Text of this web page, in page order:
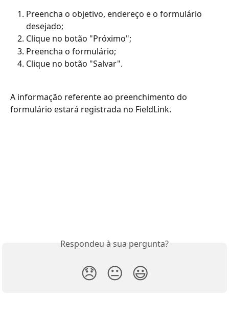
Preencha o objetivo, endereço e o formulário
desejado;
Clique no botão "Próximo";
Preencha o formulário;
Clique no botão "Salvar".
A informação referente ao preenchimento do
formulário estará registrada no FieldLink.
Respondeu à sua pergunta?
😞 😐 😃